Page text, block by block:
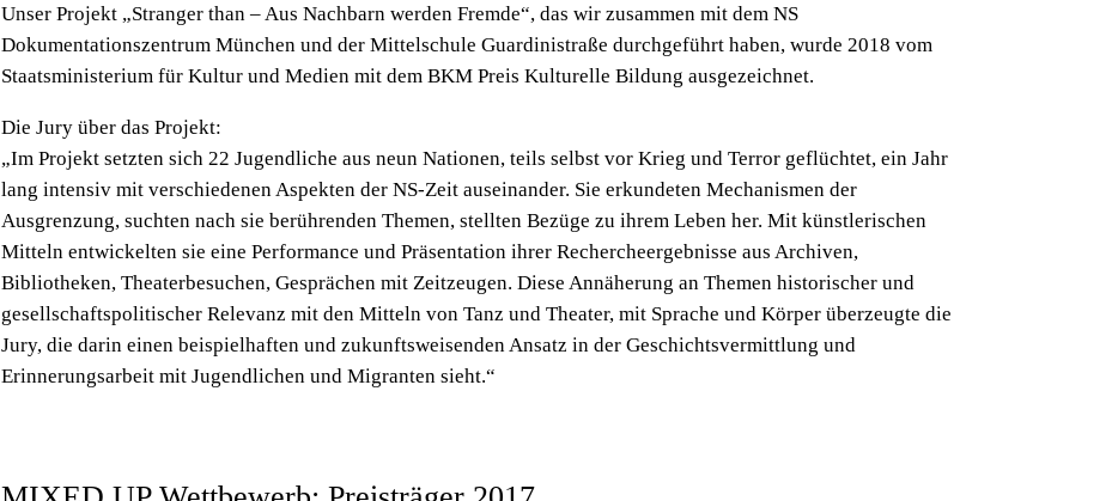
Unser Projekt „Stranger than – Aus Nachbarn werden Fremde“, das wir zusammen mit dem NS
Dokumentationszentrum München und der Mittelschule Guardinistraße durchgeführt haben, wurde 2018 vom
Staatsministerium für Kultur und Medien mit dem BKM Preis Kulturelle Bildung ausgezeichnet.
Die Jury über das Projekt:
„Im Projekt setzten sich 22 Jugendliche aus neun Nationen, teils selbst vor Krieg und Terror geflüchtet, ein Jahr
lang intensiv mit verschiedenen Aspekten der NS-Zeit auseinander. Sie erkundeten Mechanismen der
Ausgrenzung, suchten nach sie berührenden Themen, stellten Bezüge zu ihrem Leben her. Mit künstlerischen
Mitteln entwickelten sie eine Performance und Präsentation ihrer Rechercheergebnisse aus Archiven,
Bibliotheken, Theaterbesuchen, Gesprächen mit Zeitzeugen. Diese Annäherung an Themen historischer und
gesellschaftspolitischer Relevanz mit den Mitteln von Tanz und Theater, mit Sprache und Körper überzeugte die
Jury, die darin einen beispielhaften und zukunftsweisenden Ansatz in der Geschichtsvermittlung und
Erinnerungsarbeit mit Jugendlichen und Migranten sieht.“